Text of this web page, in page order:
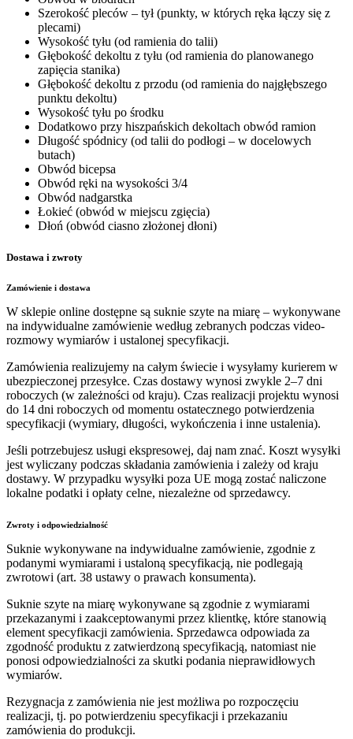
Szerokość pleców – tył(punkty, w których ręka łączy się z
plecami)
Wysokość tyłu (od ramienia do talii)
Głębokość dekoltu z tyłu (od ramienia do planowanego
zapięcia stanika)
Głębokość dekoltu z przodu (od ramienia do najgłębszego
punktu dekoltu)
Wysokość tyłu po środku
Dodatkowo przy hiszpańskich dekoltach obwód ramion
Długość spódnicy (od talii do podłogi – w docelowych
butach)
Obwód bicepsa
Obwód ręki na wysokości 3/4
Obwód nadgarstka
Łokieć (obwód w miejscu zgięcia)
Dłoń (obwód ciasno złożonej dłoni)
Dostawa i zwroty
Zamówienie i dostawa
W sklepie online dostępne są suknie szyte na miarę – wykonywane
na indywidualne zamówienie według zebranych podczas video-
rozmowy wymiarów i ustalonej specyfikacji.
Zamówienia realizujemy na całym świecie i wysyłamy kurierem w
ubezpieczonej przesyłce. Czas dostawy wynosi zwykle 2–7 dni
roboczych (w zależności od kraju). Czas realizacji projektu wynosi
do 14 dni roboczych od momentu ostatecznego potwierdzenia
specyfikacji (wymiary, długości, wykończenia i inne ustalenia).
Jeśli potrzebujesz usługi ekspresowej, daj nam znać. Koszt wysyłki
jest wyliczany podczas składania zamówienia i zależy od kraju
dostawy. W przypadku wysyłki poza UE mogą zostać naliczone
lokalne podatki i opłaty celne, niezależne od sprzedawcy.
Zwroty i odpowiedzialność
Suknie wykonywane na indywidualne zamówienie, zgodnie z
podanymi wymiarami i ustaloną specyfikacją, nie podlegają
zwrotowi (art. 38 ustawy o prawach konsumenta).
Suknie szyte na miarę wykonywane są zgodnie z wymiarami
przekazanymi i zaakceptowanymi przez klientkę, które stanowią
element specyfikacji zamówienia. Sprzedawca odpowiada za
zgodność produktu z zatwierdzoną specyfikacją, natomiast nie
ponosi odpowiedzialności za skutki podania nieprawidłowych
wymiarów.
Rezygnacja z zamówienia nie jest możliwa po rozpoczęciu
realizacji, tj. po potwierdzeniu specyfikacji i przekazaniu
zamówienia do produkcji.